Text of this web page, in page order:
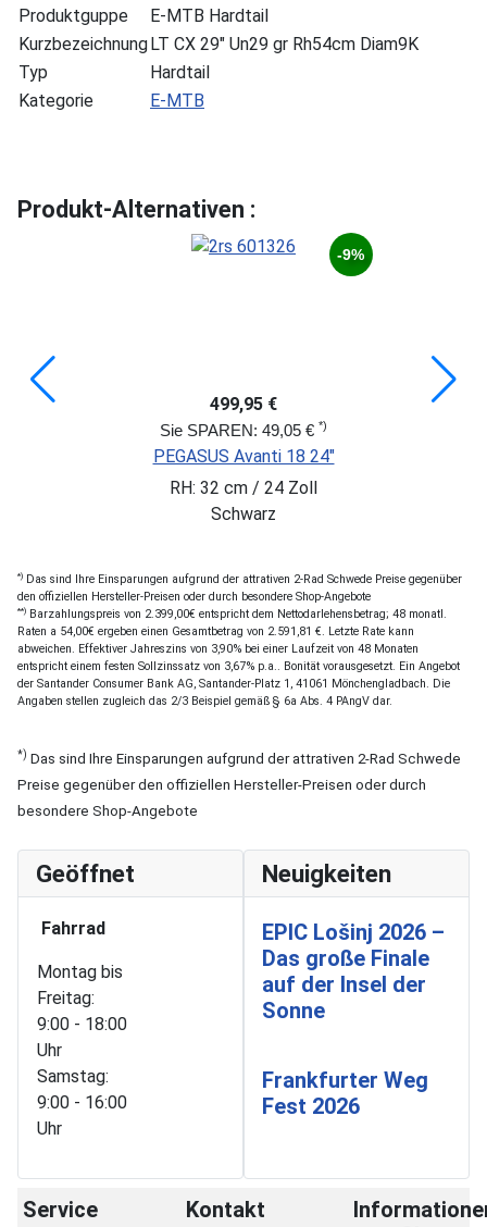
Produktguppe
E-MTB Hardtail
KurzbezeichnungLT CX 29" Un29 gr Rh54cm Diam9K
Typ
Hardtail
Kategorie
E-MTB
Produkt-Alternativen :
-9%
499,95 €
Sie SPAREN: 49,05 € *)
PEGASUS Avanti 18 24"
RH: 32 cm / 24 Zoll
Schwarz
*) Das sind Ihre Einsparungen aufgrund der attrativen 2-Rad Schwede Preise gegenüber
den offiziellen Hersteller-Preisen oder durch besondere Shop-Angebote
**) Barzahlungspreis von 2.399,00€ entspricht dem Nettodarlehensbetrag; 48 monatl.
Raten a 54,00€ ergeben einen Gesamtbetrag von 2.591,81 €. Letzte Rate kann
abweichen. Effektiver Jahreszins von 3,90% bei einer Laufzeit von 48 Monaten
entspricht einem festen Sollzinssatz von 3,67% p.a.. Bonität vorausgesetzt. Ein Angebot
der Santander Consumer Bank AG, Santander-Platz 1, 41061 Mönchengladbach. Die
Angaben stellen zugleich das 2/3 Beispiel gemäß § 6a Abs. 4 PAngV dar.
*) Das sind Ihre Einsparungen aufgrund der attrativen 2-Rad Schwede
Preise gegenüber den offiziellen Hersteller-Preisen oder durch
besondere Shop-Angebote
Geöffnet
Fahrrad
Montag bis
Freitag:
9:00 - 18:00
Uhr
Samstag:
9:00 - 16:00
Uhr
Neuigkeiten
EPIC Lošinj 2026 –
Das große Finale
auf der Insel der
Sonne
Frankfurter Weg
Fest 2026
Service Kontakt